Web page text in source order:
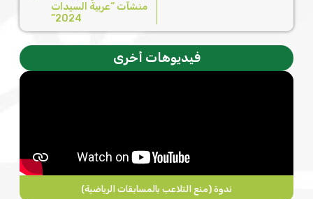
منشآت “عربية السيدات
2024”
فيديوهات أخرى
ندوة (منع التلاعب بالمسابقات الرياضية)